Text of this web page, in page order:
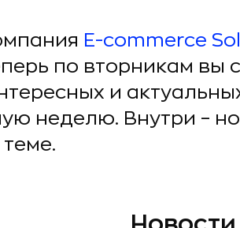
E-commerce
по вторникам вы
и
неделю. Внутри –